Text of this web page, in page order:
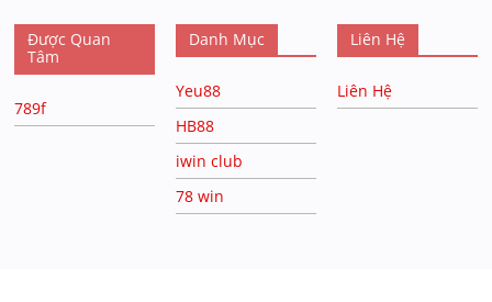
Được Quan
Tâm
789f
Danh Mục
Yeu88
HB88
iwin club
78 win
Liên Hệ
Liên Hệ